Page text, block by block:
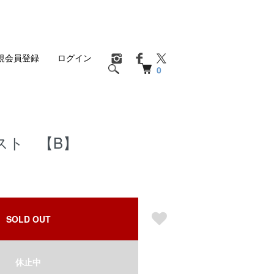
0
会員登録 ログイン
ト 【B】
SOLD OUT
休止中